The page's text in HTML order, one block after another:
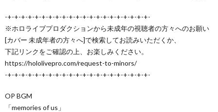
-+-+-+-+-+-+-+-+-+-+-+-+-+-+-+-+-+-+-+-+-+-
※ホロライブプロダクションから未成年の視聴者の方々へのお願い
[カバー 未成年者の方々へ]で検索してお読みいただくか、
下記リンクをご確認の上、お楽しみください。
https://hololivepro.com/request-to-minors/
-+-+-+-+-+-+-+-+-+-+-+-+-+-+-+-+-+-+-+-+-+-
OP BGM
「memories of us」